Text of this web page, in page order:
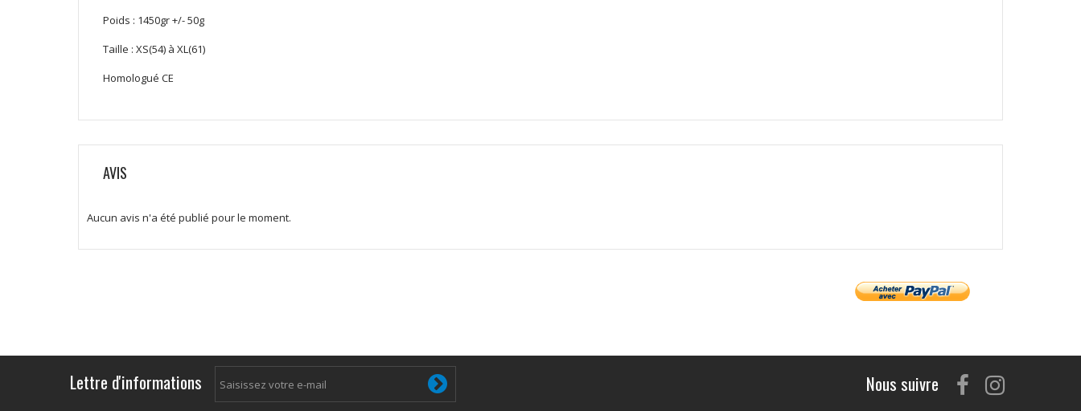
Poids : 1450gr +/- 50g
Taille : XS(54) à XL(61)
Homologué CE
AVIS
Aucun avis n'a été publié pour le moment.
Lettre d'informations Nous suivre